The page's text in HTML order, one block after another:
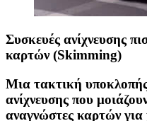
Συσκευές ανίχνευσης
καρτών (Skimming)
Μια τακτική
ανίχνευσης που
αναγνώστες καρτών για